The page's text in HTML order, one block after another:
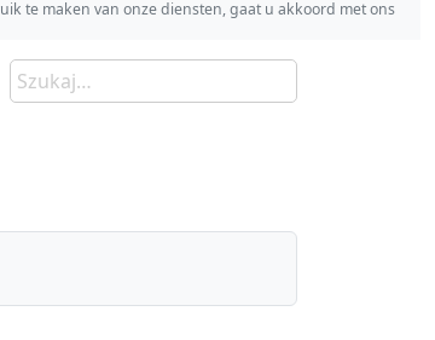
te maken van onze diensten, gaat u akkoord met ons